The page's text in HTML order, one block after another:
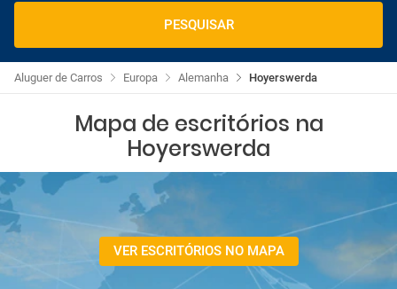
PESQUISAR
Hoyerswerda
Alemanha
Europa
Aluguer de Carros
Mapa de escritórios na
Hoyerswerda
VER ESCRITÓRIOS NO MAPA